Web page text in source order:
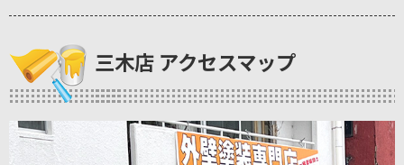
三木店 アクセスマップ